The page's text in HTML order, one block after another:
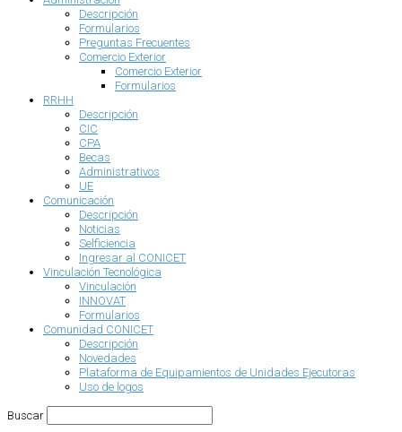
Descripción
Formularios
Preguntas Frecuentes
Comercio Exterior
Comercio Exterior
Formularios
RRHH
Descripción
CIC
CPA
Becas
Administrativos
UE
Comunicación
Descripción
Noticias
Selficiencia
Ingresar al CONICET
Vinculación Tecnológica
Vinculación
INNOVAT
Formularios
Comunidad CONICET
Descripción
Novedades
Plataforma de Equipamientos de Unidades Ejecutoras
Uso de logos
Buscar